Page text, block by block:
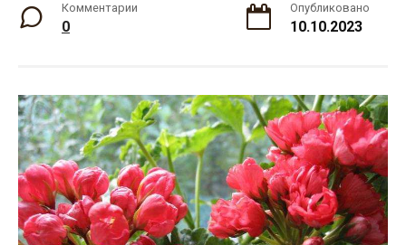
Комментарии
0
Опубликовано
10.10.2023